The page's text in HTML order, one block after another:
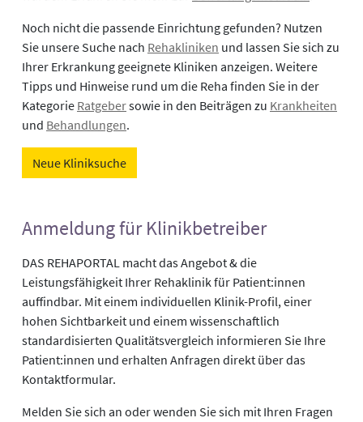
Noch nicht die passende Einrichtung gefunden? Nutzen
Sie unsere Suche nach Rehakliniken und lassen Sie sich zu
Ihrer Erkrankung geeignete Kliniken anzeigen. Weitere
Tipps und Hinweise rund um die Reha finden Sie in der
Kategorie Ratgebersowie in den Beiträgen zu Krankheiten
und Behandlungen.
Neue Kliniksuche
Anmeldung für Klinikbetreiber
DAS REHAPORTAL macht das Angebot & die
Leistungsfähigkeit Ihrer Rehaklinik für Patient:innen
auffindbar. Mit einem individuellen Klinik-Profil, einer
hohen Sichtbarkeit und einem wissenschaftlich
standardisierten Qualitätsvergleich informieren Sie Ihre
Patient:innen und erhalten Anfragen direkt über das
Kontaktformular.
Melden Sie sich an oder wenden Sie sich mit Ihren Fragen